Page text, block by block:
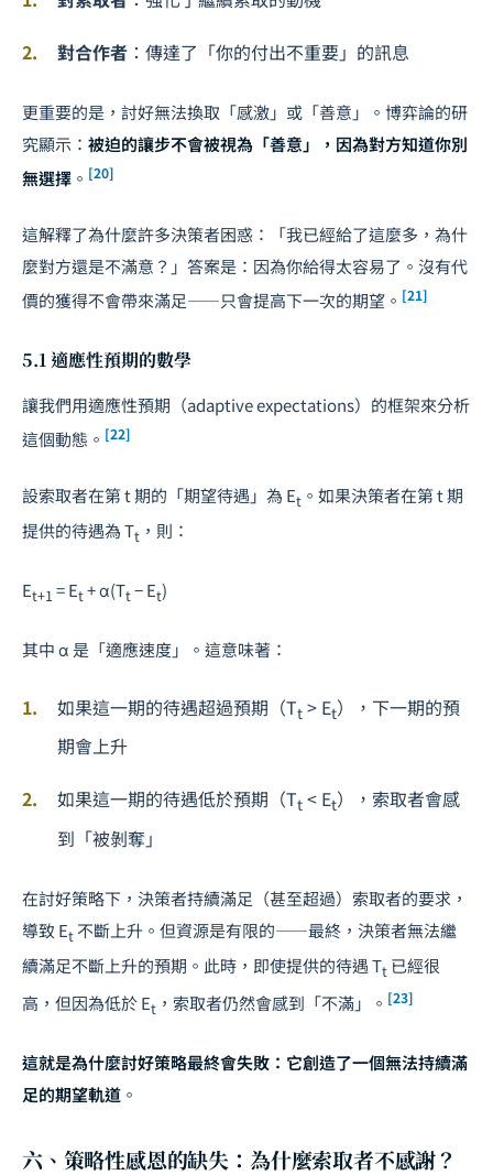
對合作者 ：傳達了「你的付出不重要」的訊息
更重要的是，討好無法換取「感激」或「善意」。博弈論的研
究顯示： 被迫的讓步不會被視為「善意」，因為對方知道你別
無選擇 。 [20]
這解釋了為什麼許多決策者困惑：「我已經給了這麼多，為什
麼對方還是不滿意？」答案是：因為你給得太容易了。沒有代
價的獲得不會帶來滿足——只會提高下一次的期望。 [21]
5.1 適應性預期的數學
讓我們用適應性預期（adaptive expectations）的框架來分析
這個動態。 [22]
設索取者在第t期的「期望待遇」為 Et 。如果決策者在第t期
提供的待遇為Tt ，則：
Et+1=Et+ α(Tt−Et)
其中 α 是「適應速度」。這意味著：
如果這一期的待遇超過預期（Tt > Et），下一期的預
期會上升
如果這一期的待遇低於預期（Tt < Et），索取者會感
到「被剝奪」
在討好策略下，決策者持續滿足（甚至超過）索取者的要求，
導致 Et 不斷上升。但資源是有限的——最終，決策者無法繼
續滿足不斷上升的預期。此時，即使提供的待遇Tt 已經很
高，但因為低於Et ，索取者仍然會感到「不滿」。 [23]
這就是為什麼討好策略最終會失敗：它創造了一個無法持續滿
足的期望軌道 。
六、策略性感恩的缺失：為什麼索取者不感謝？